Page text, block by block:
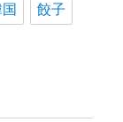
餃子